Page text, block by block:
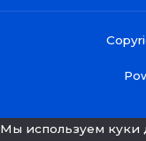
Мы используем куки